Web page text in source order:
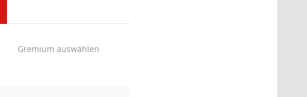
Gremium auswählen